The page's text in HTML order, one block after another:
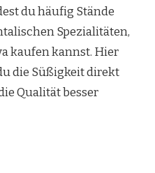
du häufig Stände
Spezialitäten,
kaufen kannst. Hier
die Süßigkeit direkt
Qualität besser